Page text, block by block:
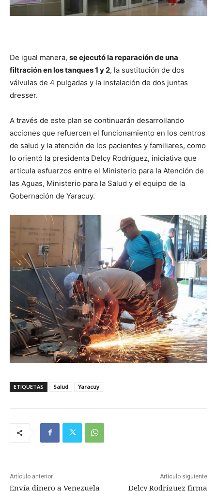
‎De igual manera, se ejecutó la reparación de una
filtración en los tanques 1 y 2, la sustitución de dos
válvulas de 4 pulgadas y la instalación de dos juntas
dresser.
‎A través de este plan se continuarán desarrollando
acciones que refuercen el funcionamiento en los centros
de salud y la atención de los pacientes y familiares, como
lo orientó la presidenta Delcy Rodríguez, iniciativa que
articula esfuerzos entre el Ministerio para la Atención de
las Aguas, Ministerio para la Salud y el equipo de la
Gobernación de Yaracuy.
ETIQUETAS Salud Yaracuy
Artículo anterior
Envía dinero a Venezuela
Artículo siguiente
Delcy Rodríguez firma